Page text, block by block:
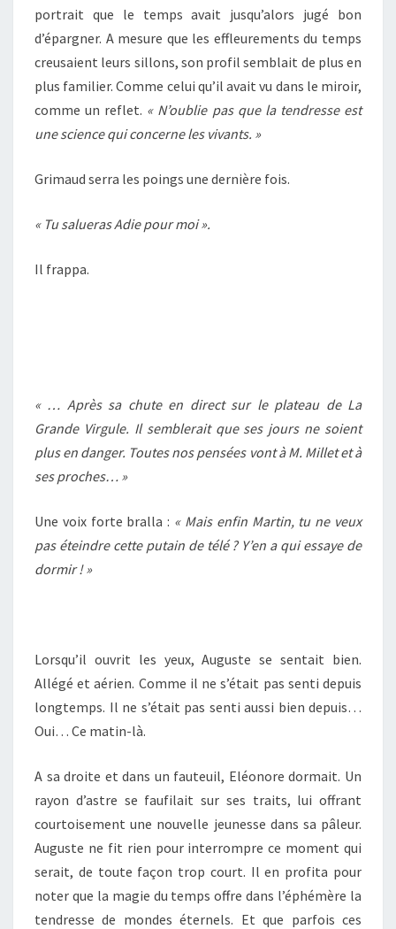
portrait que le temps avait jusqu’alors jugé bon
d’épargner. A mesure que les effleurements du temps
creusaient leurs sillons, son profil semblait de plus en
plus familier. Comme celui qu’il avait vu dans le miroir,
comme un reflet. « N’oublie pas que la tendresse est
une science qui concerne les vivants. »
Grimaud serra les poings une dernière fois.
« Tu salueras Adie pour moi ».
Il frappa.
« … Après sa chute en direct sur le plateau de La
Grande Virgule. Il semblerait que ses jours ne soient
plus en danger. Toutes nos pensées vont à M. Millet et à
ses proches… »
Une voix forte bralla : « Mais enfin Martin, tu ne veux
pas éteindre cette putain de télé ? Y’en a qui essaye de
dormir ! »
Lorsqu’il ouvrit les yeux, Auguste se sentait bien.
Allégé et aérien. Comme il ne s’était pas senti depuis
longtemps. Il ne s’était pas senti aussi bien depuis…
Oui… Ce matin-là.
A sa droite et dans un fauteuil, Eléonore dormait. Un
rayon d’astre se faufilait sur ses traits, lui offrant
courtoisement une nouvelle jeunesse dans sa pâleur.
Auguste ne fit rien pour interrompre ce moment qui
serait, de toute façon trop court. Il en profita pour
noter que la magie du temps offre dans l’éphémère la
tendresse de mondes éternels. Et que parfois ces